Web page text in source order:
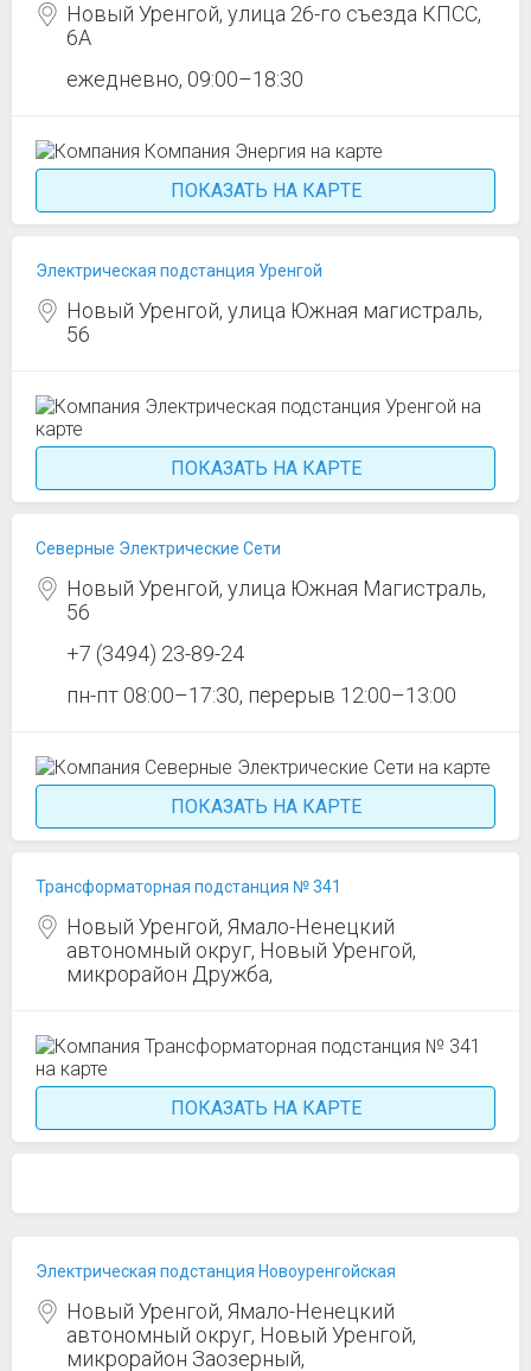
Новый Уренгой, улица 26-го съезда КПСС,
6А
ежедневно, 09:00–18:30
ПОКАЗАТЬ НА КАРТЕ
Электрическая подстанция Уренгой
Новый Уренгой, улица Южная магистраль,
56
ПОКАЗАТЬ НА КАРТЕ
Северные Электрические Сети
Новый Уренгой, улица Южная Магистраль,
56
+7 (3494) 23-89-24
пн-пт 08:00–17:30, перерыв 12:00–13:00
ПОКАЗАТЬ НА КАРТЕ
Трансформаторная подстанция № 341
Новый Уренгой, Ямало-Ненецкий
автономный округ, Новый Уренгой,
микрорайон Дружба,
ПОКАЗАТЬ НА КАРТЕ
Электрическая подстанция Новоуренгойская
Новый Уренгой, Ямало-Ненецкий
автономный округ, Новый Уренгой,
микрорайон Заозерный,